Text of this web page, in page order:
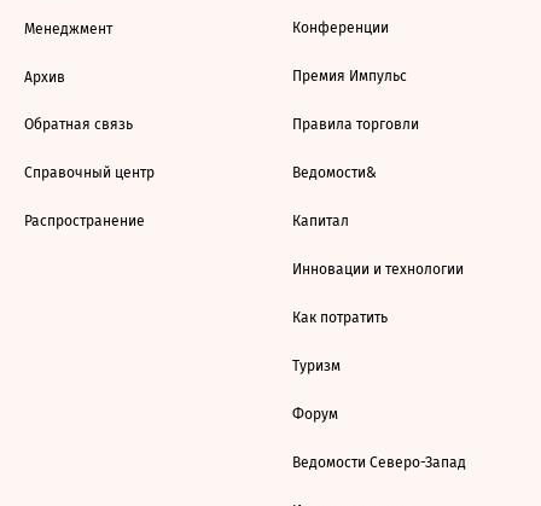
Менеджмент
Архив
Обратная связь
Справочный центр
Распространение
Конференции
Премия Импульс
Правила торговли
Ведомости&
Капитал
Инновации и технологии
Как потратить
Туризм
Форум
Ведомости Северо-Запад